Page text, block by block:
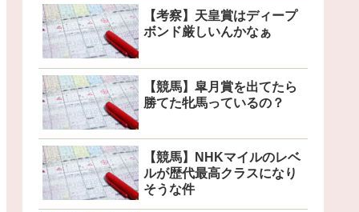
【考察】天皇賞はディープ
ボンド厳しいんかなぁ
【競馬】皐月賞を出てたら
勝てた牝馬っているの？
【競馬】NHKマイルのレベ
ルが歴代最高クラスになり
そうな件